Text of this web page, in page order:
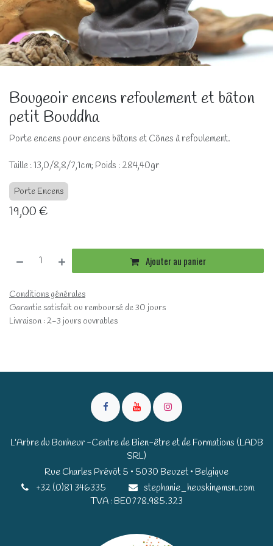
Bougeoir encens refoulement et bâton
petit Bouddha
Porte encens pour encens bâtons et Cônes à refoulement.
Taille : 13,0/8,8/7,1cm; Poids : 284,40gr
Porte Encens
19,00€
Ajouter au panier
Conditions générales
Garantie satisfait ou remboursé de 30 jours
Livraison : 2-3 jours ouvrables
L'Arbre du Bonheur -Centre de Bien-être et de Formations (LADB
SRL)
Rue Charles Prévôt 5 • 5030 Beuzet • Belgique​​
+32 (0)81 346335
stephanie_heuskin@msn.com
TVA : BE0778.985.323